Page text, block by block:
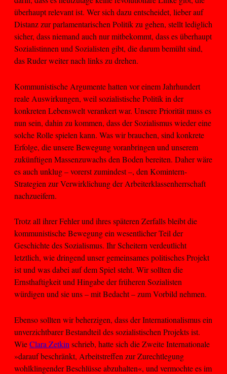
überhaupt relevant ist. Wer sich dazu entscheidet, lieber auf
Distanz zur parlamentarischen Politik zu gehen, stellt lediglich
sicher, dass niemand auch nur mitbekommt, dass es überhaupt
Sozialistinnen und Sozialisten gibt, die darum bemüht sind,
das Ruder weiter nach links zu drehen.
Kommunistische Argumente hatten vor einem Jahrhundert
reale Auswirkungen, weil sozialistische Politik in der
konkreten Lebenswelt verankert war. Unsere Priorität muss es
nun sein, dahin zu kommen, dass der Sozialismus wieder eine
solche Rolle spielen kann. Was wir brauchen, sind konkrete
Erfolge, die unsere Bewegung voranbringen und unserem
zukünftigen Massenzuwachs den Boden bereiten. Daher wäre
es auch unklug – vorerst zumindest –, den Komintern-
Strategien zur Verwirklichung der Arbeiterklassenherrschaft
nachzueifern.
Trotz all ihrer Fehler und ihres späteren Zerfalls bleibt die
kommunistische Bewegung ein wesentlicher Teil der
Geschichte des Sozialismus. Ihr Scheitern verdeutlicht
letztlich, wie dringend unser gemeinsames politisches Projekt
ist und was dabei auf dem Spiel steht. Wir sollten die
Ernsthaftigkeit und Hingabe der früheren Sozialisten
würdigen und sie uns – mit Bedacht – zum Vorbild nehmen.
Ebenso sollten wir beherzigen, dass der Internationalismus ein
unverzichtbarer Bestandteil des sozialistischen Projekts ist.
WieClara Zetkin schrieb, hatte sich die Zweite Internationale
»darauf beschränkt, Arbeitstreffen zur Zurechtlegung
wohlklingender Beschlüsse abzuhalten«, und vermochte es im